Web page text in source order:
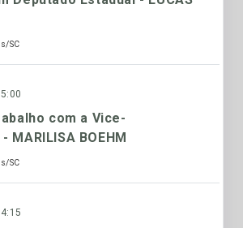
SC
com a Vice-
MARILISA BOEHM
SC